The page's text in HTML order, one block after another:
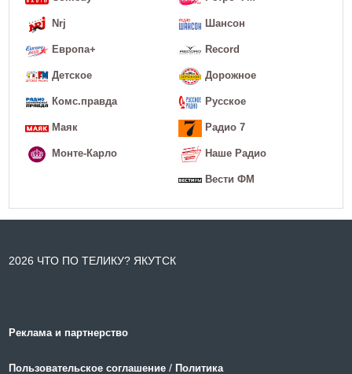
Nrj
Европа+
Детское
Комс.правда
Маяк
Монте-Карло
Шансон
Record
Дорожное
Русское
Радио 7
Наше Радио
Вести ФМ
2026 ЧТО ПО ТЕЛИКУ? ЯКУТСК
Реклама и партнерство
Пользовательское соглашение /Политика